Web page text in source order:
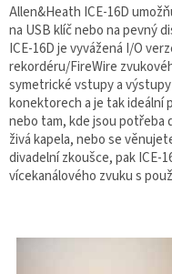
Allen&Heath ICE-16D
na USB klíč nebo na pevný
ICE-16D je vyvážená I/O
rekordéru/FireWire
symetrické vstupy a
konektorech a je tak ideální
nebo tam, kde jsou potřeba
živá kapela, nebo se
divadelní zkoušce, pak ICE-
vícekanálového zvuku s